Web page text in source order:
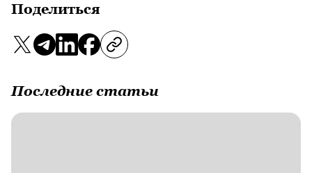
Поделиться
Последние статьи